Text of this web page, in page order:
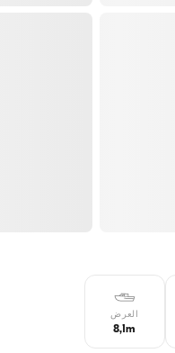
العرض
8,1m